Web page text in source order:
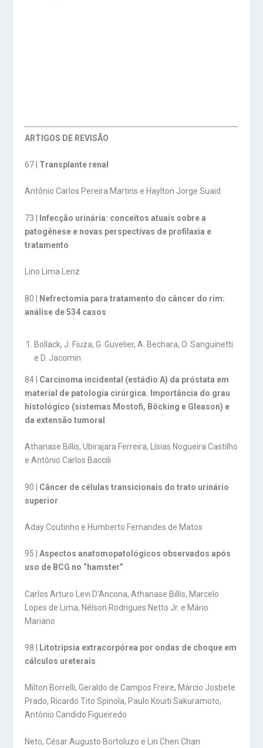
ARTIGOS DE REVISÃO
67 | Transplante renal
Antônio Carlos Pereira Martins e Haylton Jorge Suaid
73 |
Infecção urinária: conceitos atuais sobre a
patogênese e novas perspectivas de profilaxia e
tratamento
Lino Lima Lenz
80 | Nefrectomia para tratamento do câncer do rim:
análise de 534 casos
Bollack, J. Fiuza, G. Guvelier, A. Bechara, O. Sanguinetti
e D. Jacomin
84 | Carcinoma incidental (estádio A) da próstata em
material de patologia cirúrgica. Importância do grau
histológico (sistemas Mostofi, Böcking e Gleason) e
da extensão tumoral
Athanase BilIis, Ubirajara Ferreira, Lísias Nogueira Castilho
e Antônio Carlos Baccili
90 | Câncer de células transicionais do trato urinário
superior
Aday Coutinho e Humberto Fernandes de Matos
95 |Aspectos anatomopatológicos observados após
uso de BCG no “hamster”
Carlos Arturo Levi D’Ancona, Athanase Billis, Marcelo
Lopes de Lima, Nélson Rodrigues Netto Jr. e Mário
Mariano
98 |
Litotripsia extracorpórea por ondas de choque em
cálculos ureterais
Milton Borrelli, Geraldo de Campos Freire, Márcio Josbete
Prado, Ricardo Tito Spinola, Paulo Kouiti Sakuramoto,
Antônio Candido Figueiredo
Neto, César Augusto Bortoluzo e Lin Chen Chan